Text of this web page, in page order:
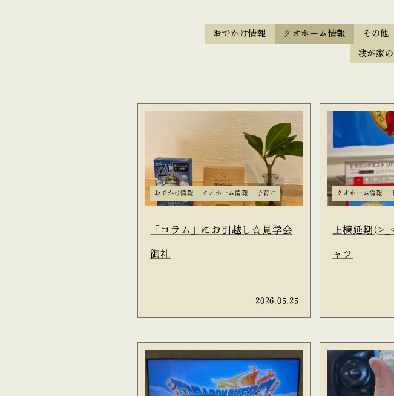
おでかけ情報 クオホーム情報 その他
我が家
おでかけ情報 クオホーム情報 子育て
「コラム」にお引越し☆見学会
御礼
2026.05.25
クオホーム情報
上棟延期
ャツ